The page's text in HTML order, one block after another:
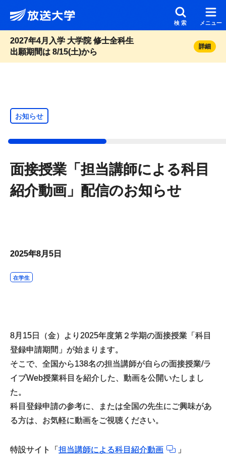
メインコンテンツにスキップ
検索 メニュー
2027年4月入学 大学院 修士全科生
出願期間は 8/15(土)から
詳細
お知らせ
面接授業「担当講師による科目
紹介動画」配信のお知らせ
2025年8月5日
在学生
8月15日（金）より2025年度第２学期の面接授業「科目
登録申請期間」が始まります。
そこで、全国から138名の担当講師が自らの面接授業/ラ
イブWeb授業科目を紹介した、動画を公開いたしまし
た。
科目登録申請の参考に、または全国の先生にご興味があ
る方は、お気軽に動画をご視聴ください。
特設サイト「 担当講師による科目紹介動画 」